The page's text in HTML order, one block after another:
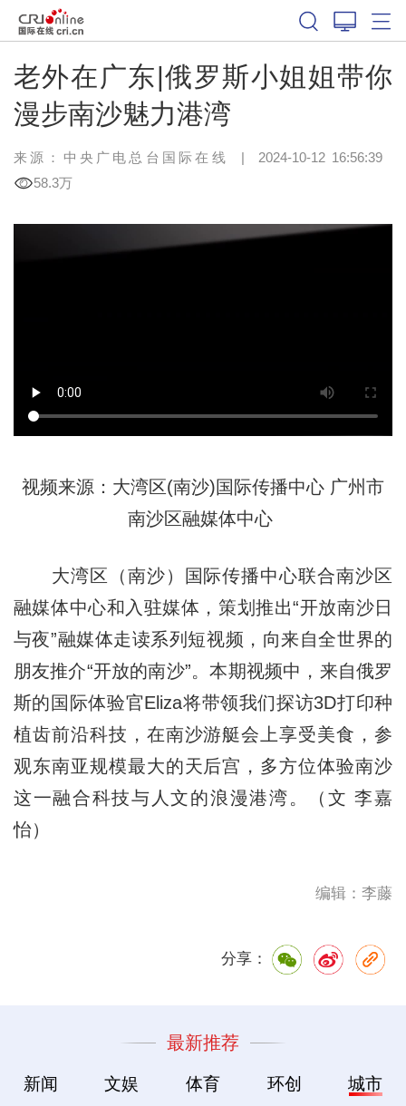
老外在广东|俄罗斯小姐姐带你
漫步南沙魅力港湾
来源：中央广电总台国际在线 | 2024-10-12 16:56:39
58.3万
视频来源：大湾区(南沙)国际传播中心 广州市
南沙区融媒体中心
大湾区（南沙）国际传播中心联合南沙区
融媒体中心和入驻媒体，策划推出“开放南沙日
与夜”融媒体走读系列短视频，向来自全世界的
朋友推介“开放的南沙”。本期视频中，来自俄罗
斯的国际体验官Eliza将带领我们探访3D打印种
植齿前沿科技，在南沙游艇会上享受美食，参
观东南亚规模最大的天后宫，多方位体验南沙
这一融合科技与人文的浪漫港湾。（文 李嘉
怡）
编辑：李藤
分享：
最新推荐
新闻 文娱 体育 环创 城市